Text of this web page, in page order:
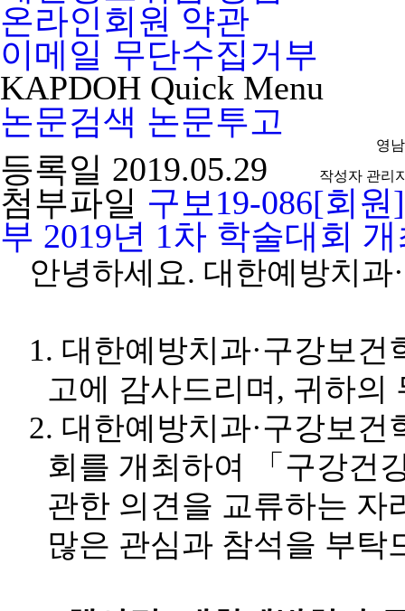
온라인회원 약관
이메일 무단수집거부
KAPDOH Quick Menu
논문검색 논문투고
영
등록일 2019.05.29 작성자 관리
첨부파일 구보19-086[회
부 2019년 1차 학술대회
안녕하세요. 대한예방치과
1. 대한예방치과·구강보건
고에 감사드리며, 귀하의
2. 대한예방치과·구강보건
회를 개최하여
「 구강건
관한 의견을 교류하는 자
많은 관심과 참석을 부탁